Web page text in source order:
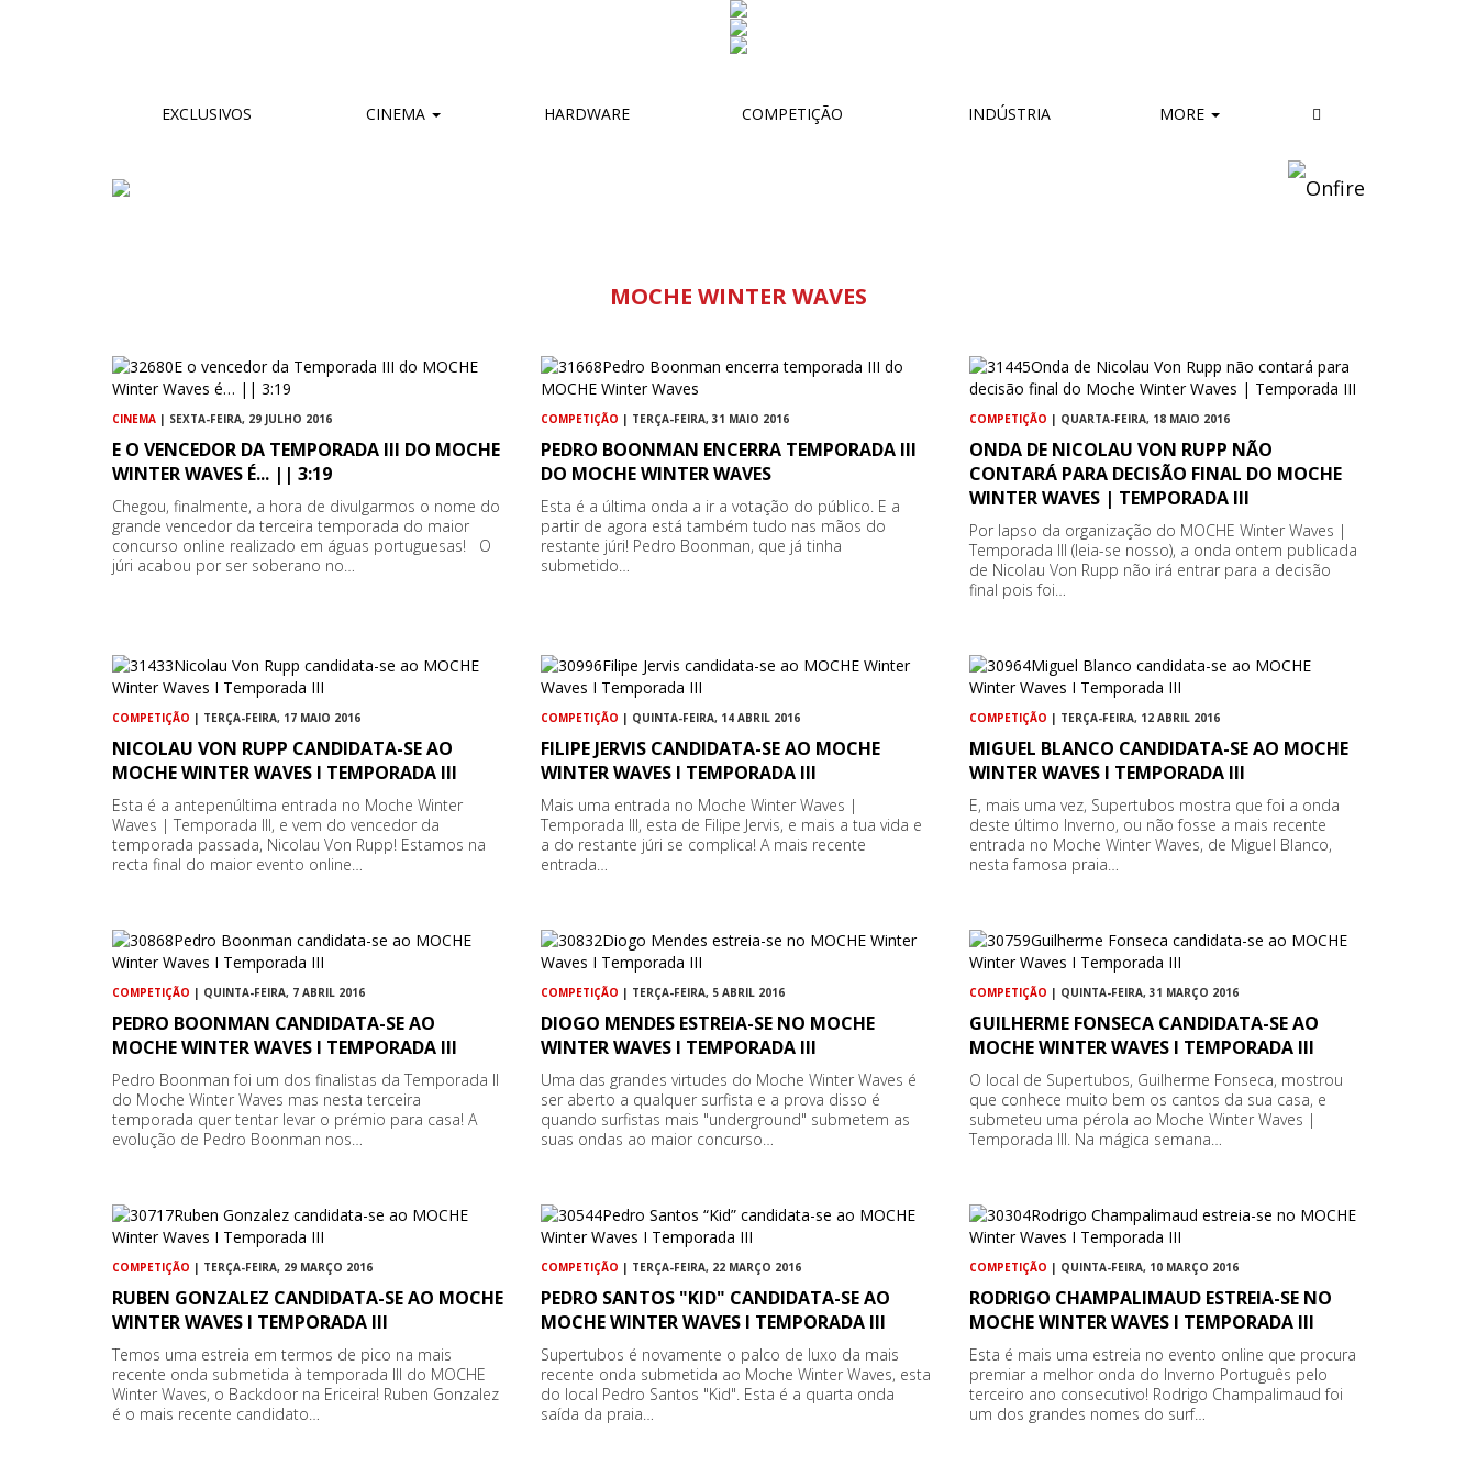
EXCLUSIVOS CINEMA HARDWARE COMPETIÇÃO INDÚSTRIA MORE
MOCHE WINTER WAVES
CINEMA | SEXTA-FEIRA, 29 JULHO 2016
E O VENCEDOR DA TEMPORADA III DO MOCHE
WINTER WAVES É... || 3:19
Chegou, finalmente, a hora de divulgarmos o nome do
grande vencedor da terceira temporada do maior
concurso online realizado em águas portuguesas! O
júri acabou por ser soberano no…
COMPETIÇÃO | TERÇA-FEIRA, 31 MAIO 2016
PEDRO BOONMAN ENCERRA TEMPORADA III
DO MOCHE WINTER WAVES
Esta é a última onda a ir a votação do público. E a
partir de agora está também tudo nas mãos do
restante júri! Pedro Boonman, que já tinha
submetido…
COMPETIÇÃO | QUARTA-FEIRA, 18 MAIO 2016
ONDA DE NICOLAU VON RUPP NÃO
CONTARÁ PARA DECISÃO FINAL DO MOCHE
WINTER WAVES | TEMPORADA III
Por lapso da organização do MOCHE Winter Waves |
Temporada III (leia-se nosso), a onda ontem publicada
de Nicolau Von Rupp não irá entrar para a decisão
final pois foi…
COMPETIÇÃO | TERÇA-FEIRA, 17 MAIO 2016
NICOLAU VON RUPP CANDIDATA-SE AO
MOCHE WINTER WAVES I TEMPORADA III
Esta é a antepenúltima entrada no Moche Winter
Waves | Temporada III, e vem do vencedor da
temporada passada, Nicolau Von Rupp! Estamos na
recta final do maior evento online…
COMPETIÇÃO | QUINTA-FEIRA, 14 ABRIL 2016
FILIPE JERVIS CANDIDATA-SE AO MOCHE
WINTER WAVES I TEMPORADA III
Mais uma entrada no Moche Winter Waves |
Temporada III, esta de Filipe Jervis, e mais a tua vida e
a do restante júri se complica! A mais recente
entrada…
COMPETIÇÃO | TERÇA-FEIRA, 12 ABRIL 2016
MIGUEL BLANCO CANDIDATA-SE AO MOCHE
WINTER WAVES I TEMPORADA III
E, mais uma vez, Supertubos mostra que foi a onda
deste último Inverno, ou não fosse a mais recente
entrada no Moche Winter Waves, de Miguel Blanco,
nesta famosa praia…
COMPETIÇÃO | QUINTA-FEIRA, 7 ABRIL 2016
PEDRO BOONMAN CANDIDATA-SE AO
MOCHE WINTER WAVES I TEMPORADA III
Pedro Boonman foi um dos finalistas da Temporada II
do Moche Winter Waves mas nesta terceira
temporada quer tentar levar o prémio para casa! A
evolução de Pedro Boonman nos…
COMPETIÇÃO | TERÇA-FEIRA, 5 ABRIL 2016
DIOGO MENDES ESTREIA-SE NO MOCHE
WINTER WAVES I TEMPORADA III
Uma das grandes virtudes do Moche Winter Waves é
ser aberto a qualquer surfista e a prova disso é
quando surfistas mais "underground" submetem as
suas ondas ao maior concurso…
COMPETIÇÃO | QUINTA-FEIRA, 31 MARÇO 2016
GUILHERME FONSECA CANDIDATA-SE AO
MOCHE WINTER WAVES I TEMPORADA III
O local de Supertubos, Guilherme Fonseca, mostrou
que conhece muito bem os cantos da sua casa, e
submeteu uma pérola ao Moche Winter Waves |
Temporada III. Na mágica semana…
COMPETIÇÃO | TERÇA-FEIRA, 29 MARÇO 2016
RUBEN GONZALEZ CANDIDATA-SE AO MOCHE
WINTER WAVES I TEMPORADA III
Temos uma estreia em termos de pico na mais
recente onda submetida à temporada III do MOCHE
Winter Waves, o Backdoor na Ericeira! Ruben Gonzalez
é o mais recente candidato…
COMPETIÇÃO | TERÇA-FEIRA, 22 MARÇO 2016
PEDRO SANTOS "KID" CANDIDATA-SE AO
MOCHE WINTER WAVES I TEMPORADA III
Supertubos é novamente o palco de luxo da mais
recente onda submetida ao Moche Winter Waves, esta
do local Pedro Santos "Kid". Esta é a quarta onda
saída da praia…
COMPETIÇÃO | QUINTA-FEIRA, 10 MARÇO 2016
RODRIGO CHAMPALIMAUD ESTREIA-SE NO
MOCHE WINTER WAVES I TEMPORADA III
Esta é mais uma estreia no evento online que procura
premiar a melhor onda do Inverno Português pelo
terceiro ano consecutivo! Rodrigo Champalimaud foi
um dos grandes nomes do surf…